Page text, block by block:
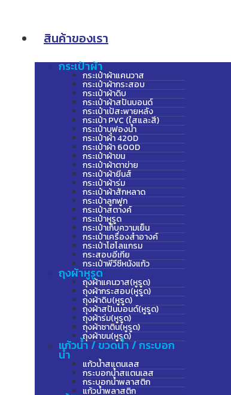
สินค้าของเรา
กระเป๋าผ้า
กระเป๋าผ้าแคนวาส
กระเป๋าผ้ากระสอบ
กระเป๋าผ้าดิบ
กระเป๋าผ้าสปันบอนด์
กระเป๋าเป้สะพายหลัง
กระเป๋า PVC (ใสและสี)
กระเป๋าบุฟองน้ำ
กระเป๋าผ้า 420D
กระเป๋าผ้า 600D
กระเป๋าผ้าขน
กระเป๋าผ้าตาข่าย
กระเป๋าผ้ายีนส์
กระเป๋าผ้าร่ม
กระเป๋าผ้าสักหลาด
กระเป๋าลูกฟูก
กระเป๋าสตางค์
กระเป๋าหูรูด
กระเป๋าเก็บความเย็น
กระเป๋าเครื่องสำอางค์
กระเป๋าโฮโลแกรม
กระสอบอีเกีย
กระเป๋าพีวีซีหนังแก้ว
ถุงผ้าหูรูด
ถุงผ้าแคนวาส(หูรูด)
ถุงผ้ากระสอบ(หูรูด)
ถุงผ้าดิบ(หูรูด)
ถุงผ้าสปันบอนด์(หูรูด)
ถุงผ้าร่ม(หูรูด)
ถุงผ้าซาติน(หูรูด)
ถุงผ้าขน(หูรูด)
แก้วน้ำ / ขวดน้ำ / กระบอก
น้ำ
แก้วน้ำสแตนเลส
กระบอกน้ำสแตนเลส
กระบอกน้ำพลาสติก
แก้วน้ำพลาสติก